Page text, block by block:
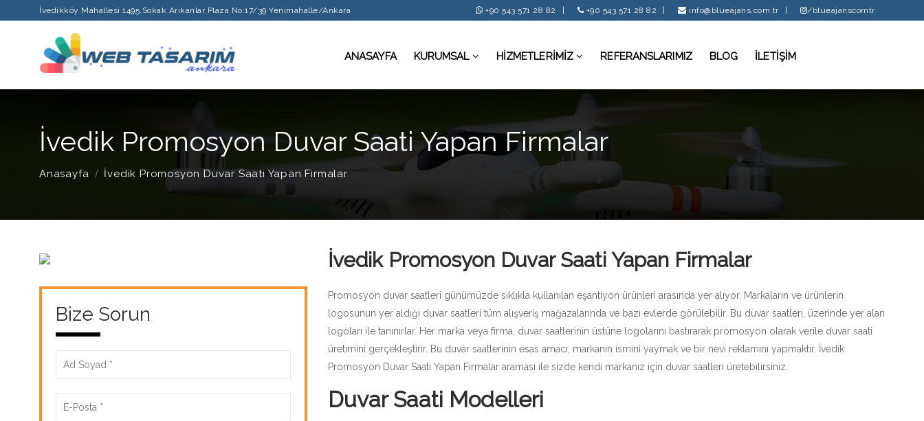
İvedikköy Mahallesi 1495.Sokak Arıkanlar Plaza No:17/39 Yenimahalle/Ankara +90 543 571 28 82 +90 543 571 28 82 info@blueajans.com.tr| /blueajanscomtr
ANASAYFA KURUMSAL HİZMETLERİMİZ REFERANSLARIMIZ BLOG İLETİŞİM
İvedik Promosyon Duvar Saati Yapan Firmalar
Anasayfa İvedik Promosyon Duvar Saati Yapan Firmalar
Bize Sorun
İvedik Promosyon Duvar Saati Yapan Firmalar
Promosyon duvar saatleri günümüzde sıklıkla kullanılan eşantiyon ürünleri arasında yer alıyor. Markaların ve ürünlerin
logosunun yer aldığı duvar saatleri tüm alışveriş mağazalarında ve bazı evlerde görülebilir. Bu duvar saatleri, üzerinde yer alan
logoları ile tanınırlar. Her marka veya firma, duvar saatlerinin üstüne logolarını bastırarak promosyon olarak verile duvar saati
üretimini gerçekleştirir. Bu duvar saatlerinin esas amacı, markanın ismini yaymak ve bir nevi reklamını yapmaktır. İvedik
Promosyon Duvar Saati Yapan Firmalar araması ile sizde kendi markanız için duvar saatleri üretebilirsiniz.
Duvar Saati Modelleri